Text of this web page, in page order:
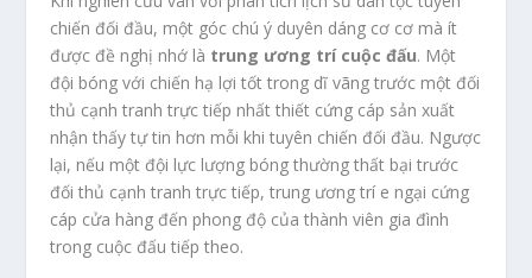
chiến đối đầu, một góc chú ý duyên dáng cơ cơ mà ít
được đề nghị nhớ là trung ương trí cuộc đấu. Một
đội bóng với chiến hạ lợi tốt trong dĩ vãng trước một đối
thủ cạnh tranh trực tiếp nhất thiết cứng cáp sản xuất
nhận thấy tự tin hơn mỗi khi tuyên chiến đối đầu. Ngược
lại, nếu một đội lực lượng bóng thường thất bại trước
đối thủ cạnh tranh trực tiếp, trung ương trí e ngại cứng
cáp cửa hàng đến phong độ của thành viên gia đình
trong cuộc đấu tiếp theo.